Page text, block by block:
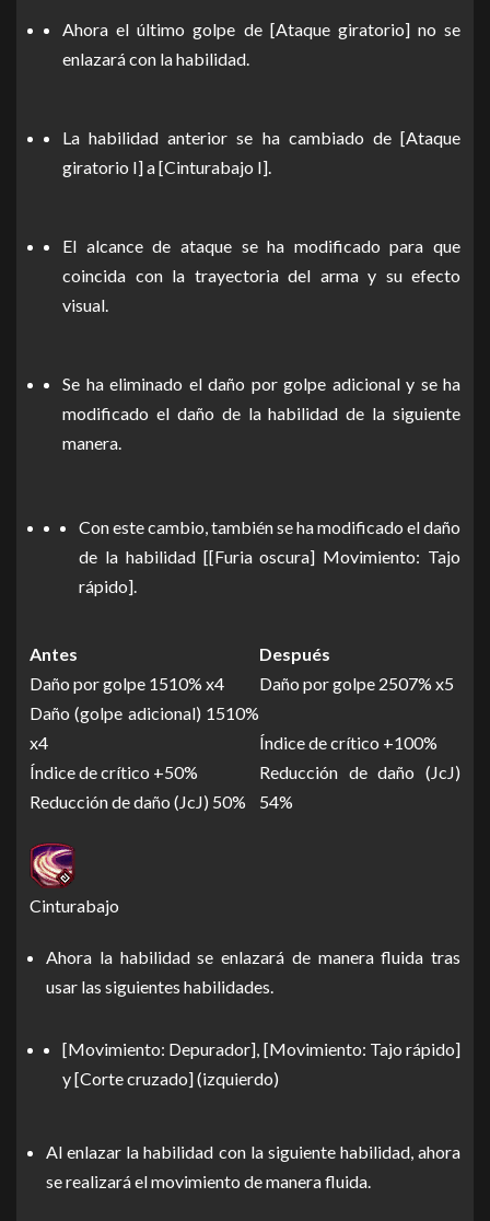
Ahora el último golpe de [Ataque giratorio] no se
enlazará con la habilidad.
La habilidad anterior se ha cambiado de [Ataque
giratorio I] a [Cinturabajo I].
El alcance de ataque se ha modificado para que
coincida con la trayectoria del arma y su efecto
visual.
Se ha eliminado el daño por golpe adicional y se ha
modificado el daño de la habilidad de la siguiente
manera.
Con este cambio, también se ha modificado el daño
de la habilidad [[Furia oscura] Movimiento: Tajo
rápido].
Antes
Después
Daño por golpe 1510% x4
Daño (golpe adicional) 1510%
x4
Índice de crítico +50%
Reducción de daño (JcJ) 50%
Daño por golpe 2507% x5
Índice de crítico +100%
Reducción de daño (JcJ)
54%
Cinturabajo
Ahora la habilidad se enlazará de manera fluida tras
usar las siguientes habilidades.
[Movimiento: Depurador], [Movimiento: Tajo rápido]
y [Corte cruzado] (izquierdo)
Al enlazar la habilidad con la siguiente habilidad, ahora
se realizará el movimiento de manera fluida.